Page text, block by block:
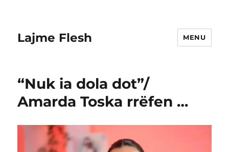
Lajme Flesh MENU
“Nuk ia dola dot”/
Amarda Toska rrëfen …